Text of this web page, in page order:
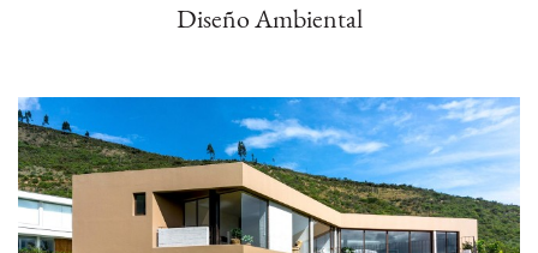
Diseño Ambiental